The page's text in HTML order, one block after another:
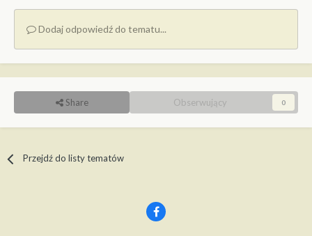
Dodaj odpowiedź do tematu...
Share Obserwujący 0
Przejdź do listy tematów